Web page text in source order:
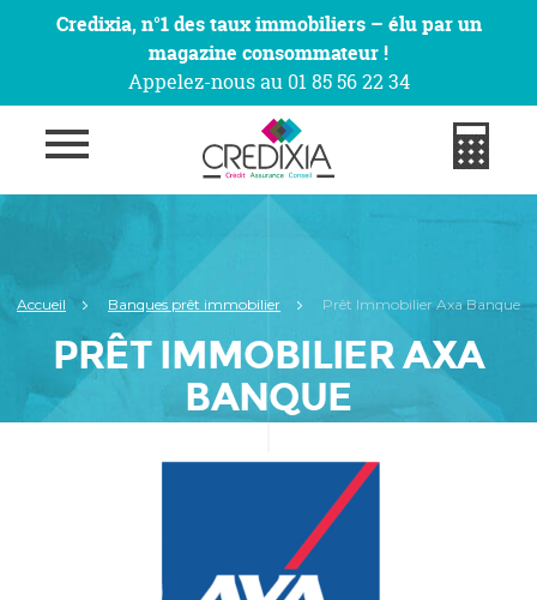
Credixia, n°1 des taux immobiliers – élu par un
magazine consommateur !
Appelez-nous au 01 85 56 22 34
Accueil Banques prêt immobilier Prêt Immobilier Axa Banque
PRÊT IMMOBILIER AXA
BANQUE